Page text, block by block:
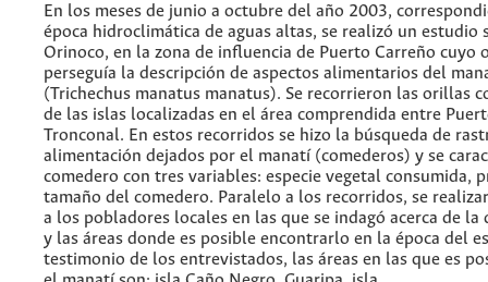
En los meses de junio a octubre del año 2003,
época hidroclimática de aguas altas, se realizó un estudio
Orinoco, en la zona de influencia de Puerto Carreño cuyo
perseguía la descripción de aspectos alimentarios del
(Trichechus manatus manatus). Se recorrieron las orillas
de las islas localizadas en el área comprendida entre
Tronconal. En estos recorridos se hizo la búsqueda de
alimentación dejados por el manatí (comederos) y se
comedero con tres variables: especie vegetal consumida,
tamaño del comedero. Paralelo a los recorridos, se
a los pobladores locales en las que se indagó acerca de
y las áreas donde es posible encontrarlo en la época del
testimonio de los entrevistados, las áreas en las que es